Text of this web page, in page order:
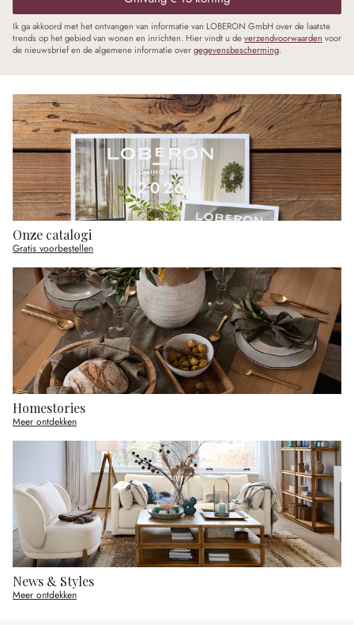
Ik ga akkoord met het ontvangen van informatie van LOBERON GmbH over de laatste
trends op het gebied van wonen en inrichten. Hier vindt u deverzendvoorwaarden voor
de nieuwsbrief en de algemene informatie overgegevensbescherming.
Onze catalogi
Gratis voorbestellen
Homestories
Meer ontdekken
News & Styles
Meer ontdekken